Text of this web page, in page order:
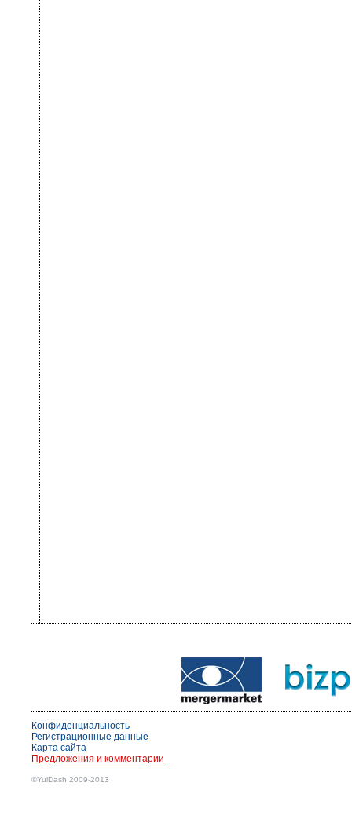
Конфиденциальность
Регистрационные данные
Карта сайта
Предложения и комментарии
©YulDash 2009-2013